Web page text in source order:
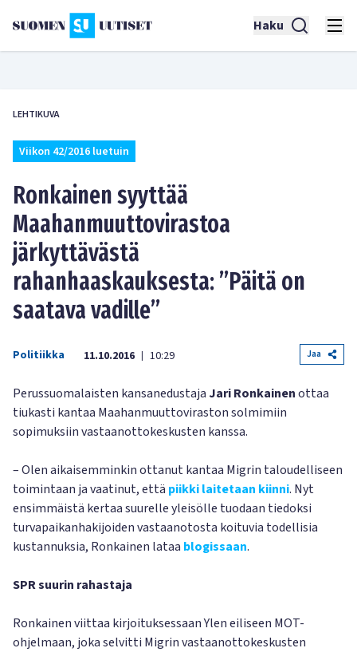
Haku
LEHTIKUVA
Viikon 42/2016 luetuin
Ronkainen syyttää
Maahanmuuttovirastoa
järkyttävästä
rahanhaaskauksesta: ”Päitä on
saatava vadille”
Politiikka 11.10.2016 | 10:29 Jaa
Perussuomalaisten kansanedustaja Jari Ronkainenottaa
tiukasti kantaa Maahanmuuttoviraston solmimiin
sopimuksiin vastaanottokeskusten kanssa.
– Olen aikaisemminkin ottanut kantaa Migrin taloudelliseen
toimintaan ja vaatinut, että piikki laitetaan kiinni. Nyt
ensimmäistä kertaa suurelle yleisölle tuodaan tiedoksi
turvapaikanhakijoiden vastaanotosta koituvia todellisia
kustannuksia, Ronkainen lataa blogissaan.
SPR suurin rahastaja
Ronkainen viittaa kirjoituksessaan Ylen eiliseen MOT-
ohjelmaan, joka selvitti Migrin vastaanottokeskusten